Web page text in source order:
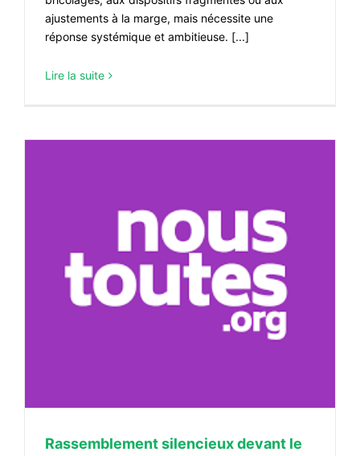
ajustements à la marge, mais nécessite une
réponse systémique et ambitieuse. [...]
Lire la suite
Rassemblement silencieux devant le